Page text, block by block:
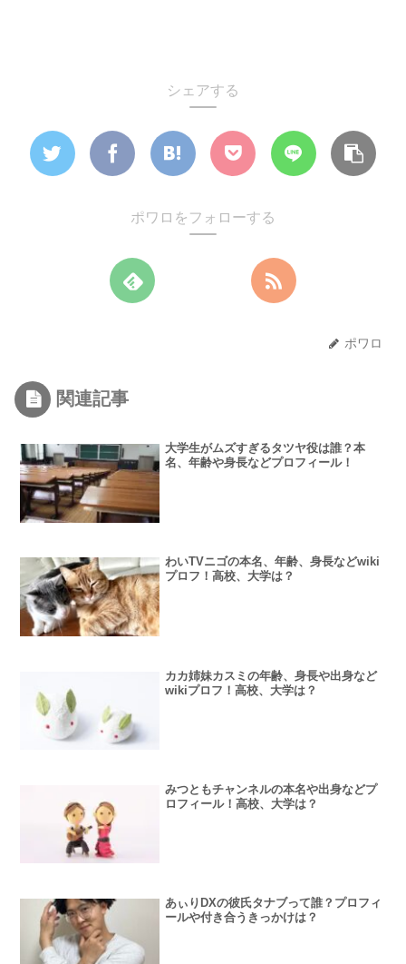
シェアする
ポワロをフォローする
ポワロ
関連記事
大学生がムズすぎるタツヤ役は誰？本
名、年齢や身長などプロフィール！
わいTVニゴの本名、年齢、身長などwiki
プロフ！高校、大学は？
カカ姉妹カスミの年齢、身長や出身など
wikiプロフ！高校、大学は？
みつともチャンネルの本名や出身などプ
ロフィール！高校、大学は？
あぃりDXの彼氏タナブって誰？プロフィ
ールや付き合うきっかけは？